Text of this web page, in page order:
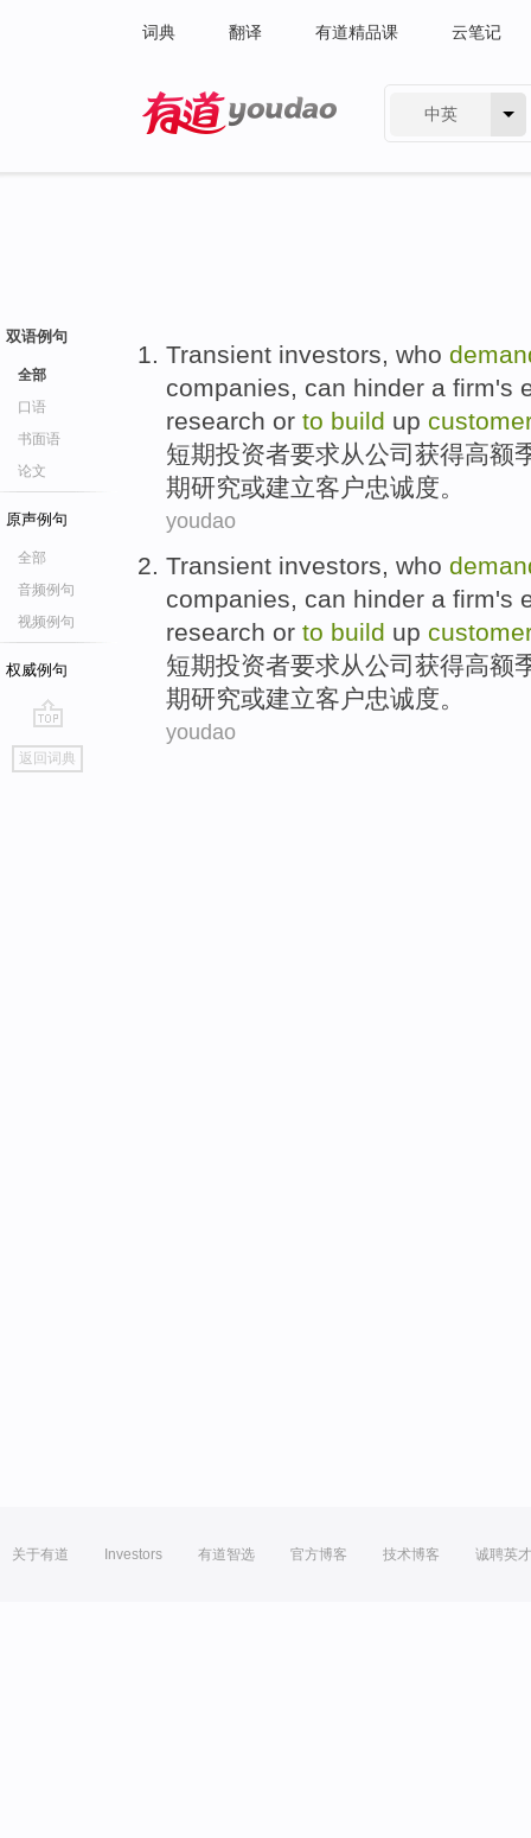
词典 翻译 有道精品课 云笔记
中英
双语例句
全部
口语
书面语
论文
原声例句
全部
音频例句
视频例句
权威例句
go
top
返回词典
Transient investors, who
companies, can hinder a firm's
research or to build up
短期投资者要求从公司 获得高额
期研究或建立客户忠诚度。
youdao
Transient investors, who
companies, can hinder a firm's
research or to build up
短期投资者要求从公司 获得高额
期研究或建立客户忠诚度。
youdao
关于有道 Investors 有道智选 官方博客 技术博客 诚聘英才